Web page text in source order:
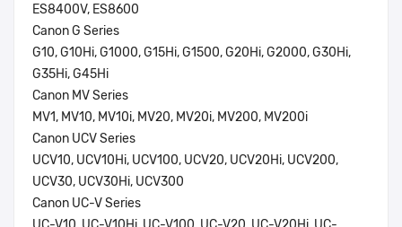
ES8400V, ES8600
Canon G Series
G10, G10Hi, G1000, G15Hi, G1500, G20Hi, G2000, G30Hi,
G35Hi, G45Hi
Canon MV Series
MV1, MV10, MV10i, MV20, MV20i, MV200, MV200i
Canon UCV Series
UCV10, UCV10Hi, UCV100, UCV20, UCV20Hi, UCV200,
UCV30, UCV30Hi, UCV300
Canon UC-V Series